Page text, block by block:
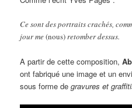
Ce sont des portraits crachés,
jour me(nous)retomber dessus.
A partir de cette composition,
ont fabriqué une image et un
sous forme degravures et